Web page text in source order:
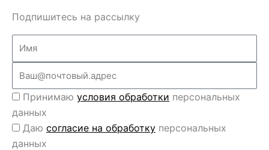
Подпишитесь на рассылку
Name
Перс
данные
Принимаю условия обработки персональных
данных
Перс
данные
Даю согласие на обработку персональных
данных